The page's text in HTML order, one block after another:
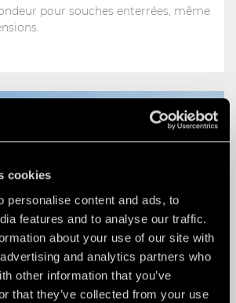
cookies
personalise content and ads, to
features and to analyse our traffic.
about your use of our site with
and analytics partners who
other information that you’ve
that they’ve collected from your use
pour souches enterrées, même